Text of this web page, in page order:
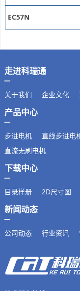
EC57N
走进科瑞通
关于我们 企业文化
产品中心
步进电机 直线步进电
直流无刷电机
下载中心
目录样册 2D尺寸图
新闻动态
公司动态 行业资讯